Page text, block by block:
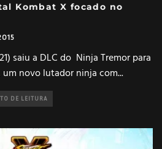
Kombat X focado no
saiu a DLC do Ninja Tremor para
novo lutador ninja com...
DE LEITURA